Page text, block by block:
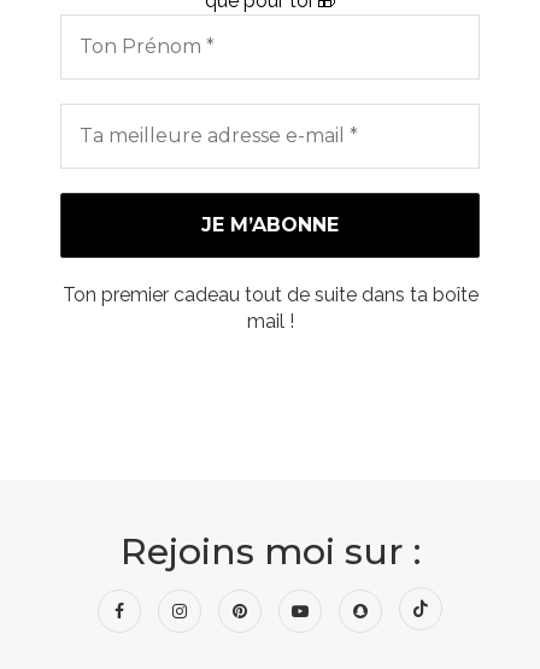
Ton premier cadeau tout de suite dans ta boîte
mail !
Rejoins moi sur :